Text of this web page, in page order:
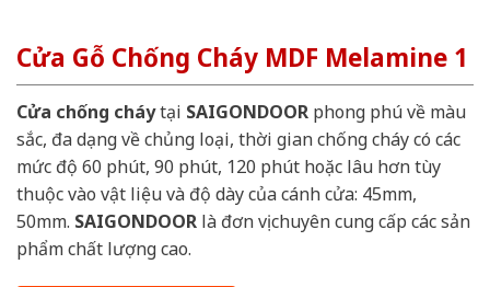
Cửa Gỗ Chống Cháy MDF Melamine 1
Cửa chống cháytại SAIGONDOOR phong phú về màu
sắc, đa dạng về chủng loại, thời gian chống cháy có các
mức độ 60 phút, 90 phút, 120 phút hoặc lâu hơn tùy
thuộc vào vật liệu và độ dày của cánh cửa: 45mm,
50mm. SAIGONDOOR là đơn vị chuyên cung cấp các sản
phẩm chất lượng cao.